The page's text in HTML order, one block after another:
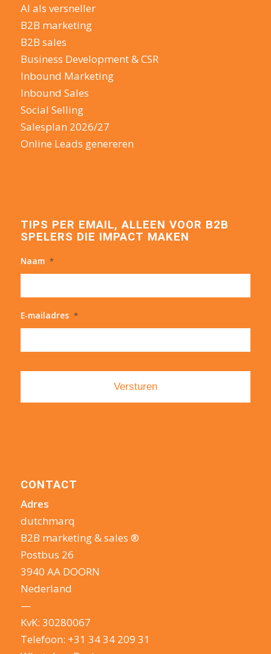
AI als versneller
B2B marketing
B2B sales
Business Development & CSR
Inbound Marketing
Inbound Sales
Social Selling
Salesplan 2026/27
Online Leads genereren
TIPS PER EMAIL, ALLEEN VOOR B2B
SPELERS DIE IMPACT MAKEN
Naam *
E-mailadres *
CONTACT
Adres
dutchmarq
B2B marketing & sales ®
Postbus 26
3940 AA DOORN
Nederland
—
KvK: 30280067
Telefoon: +31 34 34 209 31